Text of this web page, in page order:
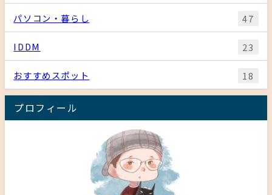
パソコン・暮らし 47
IDDM 23
おすすめスポット 18
プロフィール